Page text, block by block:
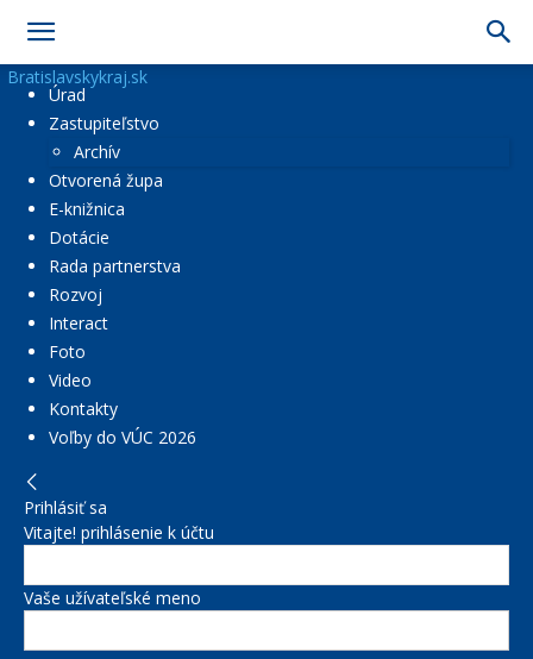
Bratislavskykraj.sk
Úrad
Zastupiteľstvo
Archív
Otvorená župa
E-knižnica
Dotácie
Rada partnerstva
Rozvoj
Interact
Foto
Video
Kontakty
Voľby do VÚC 2026
Prihlásiť sa
Vitajte! prihlásenie k účtu
Vaše užívateľské meno